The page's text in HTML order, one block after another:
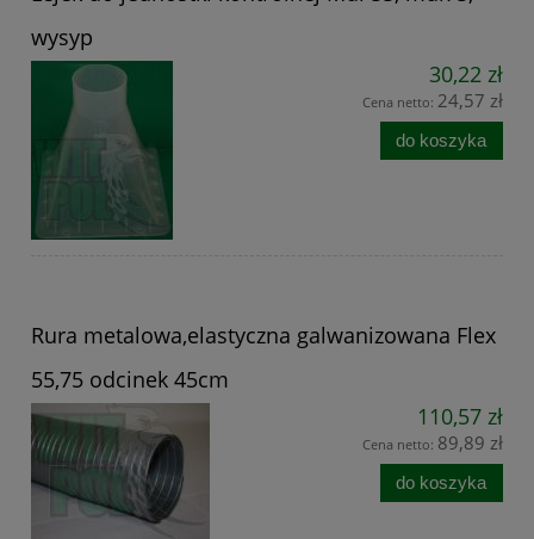
wysyp
30,22 zł
Cena netto: 24,57 zł
do koszyka
Rura metalowa,elastyczna galwanizowana Flex
55,75 odcinek 45cm
110,57 zł
Cena netto: 89,89 zł
do koszyka